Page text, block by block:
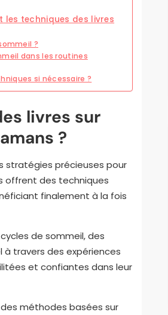
techniques des livres
?
dans les routines
si nécessaire ?
livres sur
?
stratégies précieuses pour
offrent des techniques
finalement à la fois
de sommeil, des
travers des expériences
et confiantes dans leur
méthodes basées sur